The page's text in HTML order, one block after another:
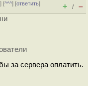
] [^^^] [ответить]
+ / –
за сервера оплатить.